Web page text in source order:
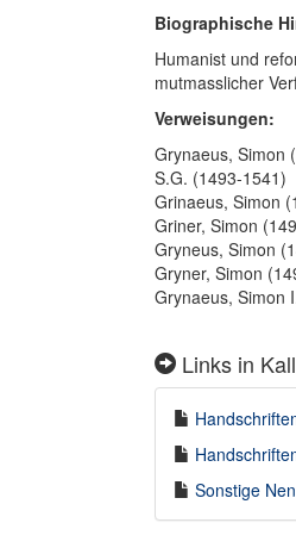
Biographische
Humanist und
mutmasslicher
Verweisungen:
Grynaeus, Simon
S.G. (1493-1541)
Grinaeus, Simon
Griner, Simon
Gryneus, Simon
Gryner, Simon
Grynaeus, Simon
Links in
Sonstige